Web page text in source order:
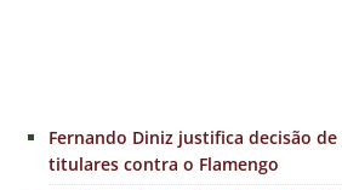
Fernando Diniz justifica decisão
titulares contra o Flamengo